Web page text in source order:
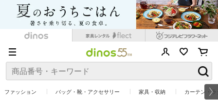
ファッション バッグ・靴・アクセサリー 家具・収納 カーテン・